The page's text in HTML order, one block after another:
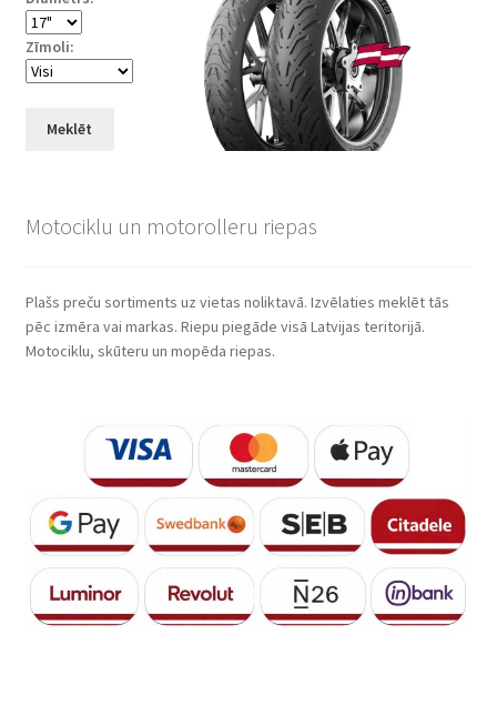
Zīmoli:
Meklēt
Motociklu un motorolleru riepas
Plašs preču sortiments uz vietas noliktavā. Izvēlaties meklēt tās
pēc izmēra vai markas. Riepu piegāde visā Latvijas teritorijā.
Motociklu, skūteru un mopēda riepas.